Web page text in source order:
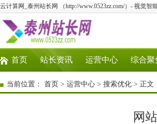
云计算网_泰州站长网 （http://www.0523zz.com/）- 视觉
首页 站长资讯 运营中心 综合聚
当前位置： 首页 > 运营中心 > 搜索优化 > 正文
网